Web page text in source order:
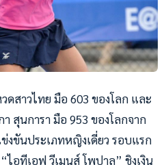
สาวไทย มือ 603 ของโลก และ
สุนการา มือ 953 ของโลกจาก
งขันประเภทหญิงเดี่ยว รอบแรก
ไอทีเอฟ วีเมนส์ โพปาล” ชิงเงิน